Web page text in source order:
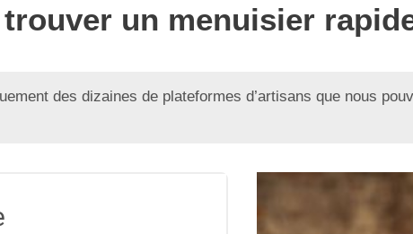
un menuisier
des dizaines de plateformes d’artisans que nous